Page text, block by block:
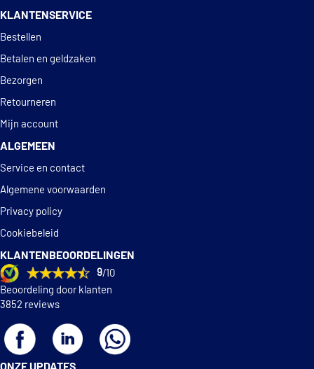
KLANTENSERVICE
Bestellen
Betalen en geldzaken
Bezorgen
Retourneren
Mijn account
ALGEMEEN
Service en contact
Algemene voorwaarden
Privacy policy
Cookiebeleid
KLANTENBEOORDELINGEN
9/10
Beoordeling door klanten
3852 reviews
ONZE UPDATES